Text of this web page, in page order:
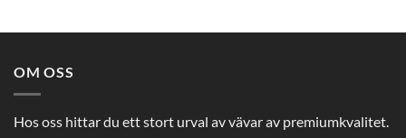
OM OSS
Hos oss hittar du ett stort urval av vävar av premiumkvalitet.